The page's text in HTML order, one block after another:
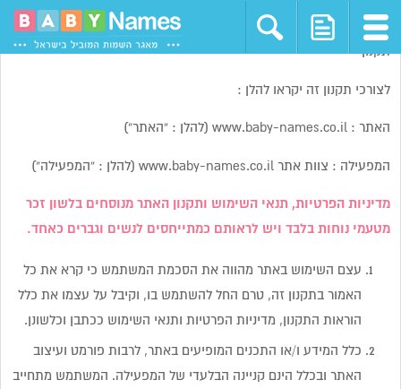
תקנון
לצורכי תקנון זה יקראו להלן :
האתר : www.baby-names.co.il (להלן : “האתר”)
המפעילה : צוות אתר www.baby-names.co.il (להלן : “המפעילה”)
מדיניות הפרטיות, תנאי השימוש ותקנון האתר מנוסחים בלשון זכר
מטעמי נוחות בלבד ויש לראותם כמתייחסים לנשים וגברים כאחד.
עצם השימוש באתר מהווה את הסכמת המשתמש כי קרא את כל
האמור בתקנון זה, טרם החל להשתמש בו, וקיבל על עצמו את כלל
הוראות התקנון, מדיניות הפרטיות ותנאי השימוש ככתבן וכלשונן.
כלל המידע ו/או התכנים המופיעים באתר, לרבות פורמט ועיצוב
האתר ובכלל הינם קניינה הבלעדי של המפעילה. המשתמש מתחייב